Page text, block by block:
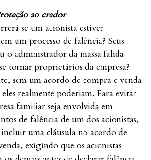
ao credor
se um acionista estiver
um processo de falência? Seus
o administrador da massa falida
tornar proprietários da empresa?
sem um acordo de compra e venda
realmente poderiam. Para evitar
familiar seja envolvida em
de falência de um dos acionistas,
incluir uma cláusula no acordo de
exigindo que os acionistas